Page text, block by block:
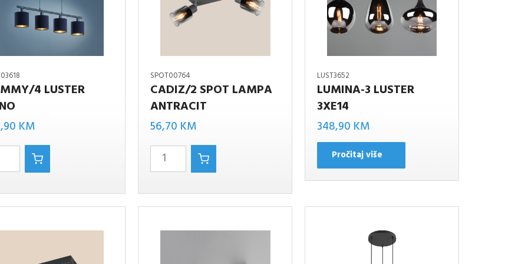
4 LUSTER
KM
SPOT00764
CADIZ/2 SPOT LAMPA
ANTRACIT
56,70 KM
CADIZ/2
SPOT
LAMPA
ANTRACIT
LUST3652
LUMINA-3 LUSTER
3XE14
348,90 KM
Pročitaj više